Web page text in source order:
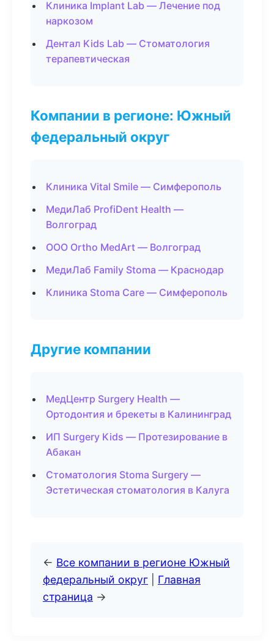
Клиника Implant Lab — Лечение под
наркозом
Дентал Kids Lab — Стоматология
терапевтическая
Компании в регионе: Южный
федеральный округ
Клиника Vital Smile — Симферополь
МедиЛаб ProfiDent Health —
Волгоград
ООО Ortho MedArt — Волгоград
МедиЛаб Family Stoma — Краснодар
Клиника Stoma Care — Симферополь
Другие компании
МедЦентр Surgery Health —
Ортодонтия и брекеты в Калининград
ИП Surgery Kids — Протезирование в
Абакан
Стоматология Stoma Surgery —
Эстетическая стоматология в Калуга
← Все компании в регионе Южный
федеральный округ
Главная
страница →